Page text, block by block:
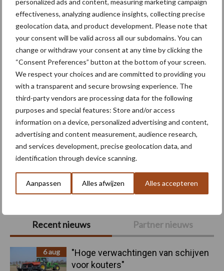
personalized ads and content, measuring marketing campaign
effectiveness, analyzing audience insights, collecting precise
geolocation data, and product development. Please note that
your consent will be valid across all our subdomains. You can
change or withdraw your consent at any time by clicking the
“Consent Preferences” button at the bottom of your screen.
We respect your choices and are committed to providing you
with a transparent and secure browsing experience. The
third-party vendors are processing data for the following
purposes and special features: Store and/or access
information on a device, personalized advertising and content,
advertising and content measurement, audience research,
and services development, precise geolocation data, and
identification through device scanning.
Aanpassen Alles afwijzen Alles accepteren
Primaire
Sidebar
Recent nieuws Partner nieuws
6 aug
"Hoge verwachtingen van schijven
voor kouters"
Themapagina's
Machines Duurzaamheid
Kunstmeststrooier Pootmachine
Toon meer